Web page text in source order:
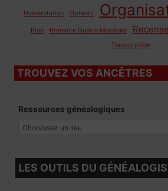
Numérotation Optants
Plan Première Guerre Mondiale
Transcription
TROUVEZ VOS ANCÊTRES
Ressources généalogiques
LES OUTILS DU